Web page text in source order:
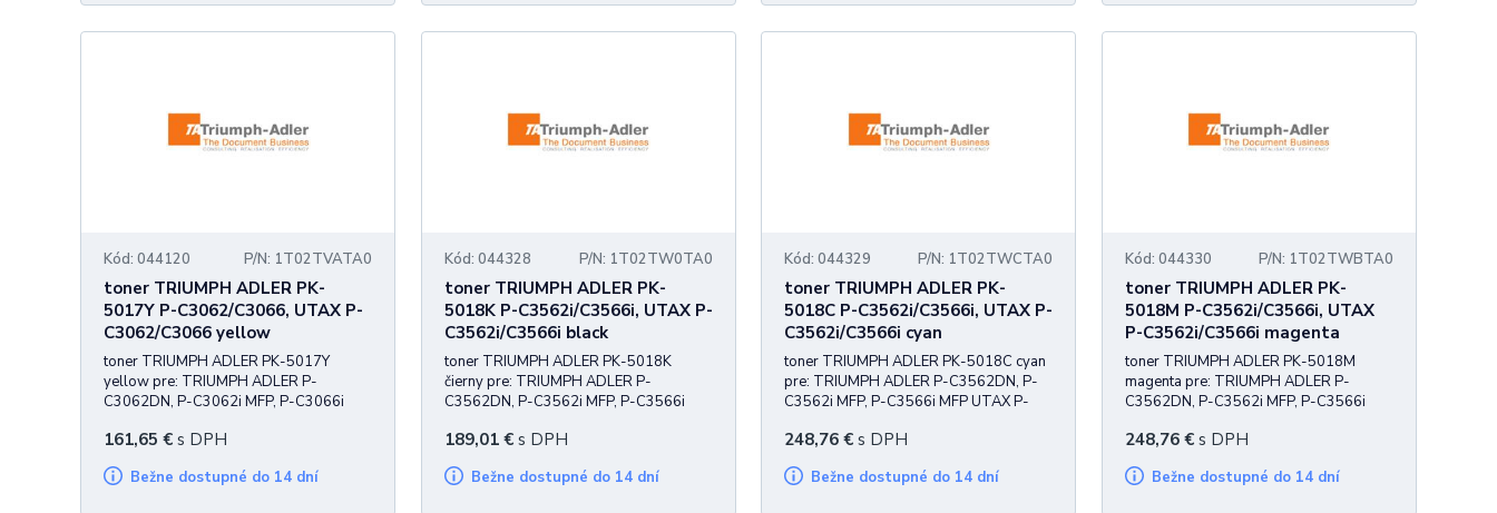
Kód: 044120 P/N: 1T02TVATA0
toner TRIUMPH ADLER PK-
5017Y P-C3062/C3066, UTAX P-
C3062/C3066 yellow
toner TRIUMPH ADLER PK-5017Y
yellow pre: TRIUMPH ADLER P-
C3062DN, P-C3062i MFP, P-C3066i
P-C3066i MFP 6.000 strán
161,65 € s DPH
Bežne dostupné do 14 dní
Kód: 044328 P/N: 1T02TW0TA0
toner TRIUMPH ADLER PK-
5018K P-C3562i/C3566i, UTAX P-
C3562i/C3566i black
toner TRIUMPH ADLER PK-5018K
čierny pre: TRIUMPH ADLER P-
C3562DN, P-C3562i MFP, P-C3566i
P-C3566i MFP 13.000 strán
189,01€s DPH
Bežne dostupné do 14 dní
Kód: 044329 P/N: 1T02TWCTA0
toner TRIUMPH ADLER PK-
5018C P-C3562i/C3566i, UTAX P-
C3562i/C3566i cyan
toner TRIUMPH ADLER PK-5018C cyan
pre: TRIUMPH ADLER P-C3562DN, P-
C3562i MFP, P-C3566i MFP UTAX P-
MFP 11.000 strán
248,76 € s DPH
Bežne dostupné do 14 dní
Kód: 044330 P/N: 1T02TWBTA0
toner TRIUMPH ADLER PK-
5018M P-C3562i/C3566i, UTAX
P-C3562i/C3566i magenta
toner TRIUMPH ADLER PK-5018M
magenta pre: TRIUMPH ADLER P-
C3562DN, P-C3562i MFP, P-C3566i
P-C3566i MFP 11.000 strán
248,76€s DPH
Bežne dostupné do 14 dní